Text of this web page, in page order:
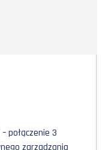
połączenie 3
zarządzania